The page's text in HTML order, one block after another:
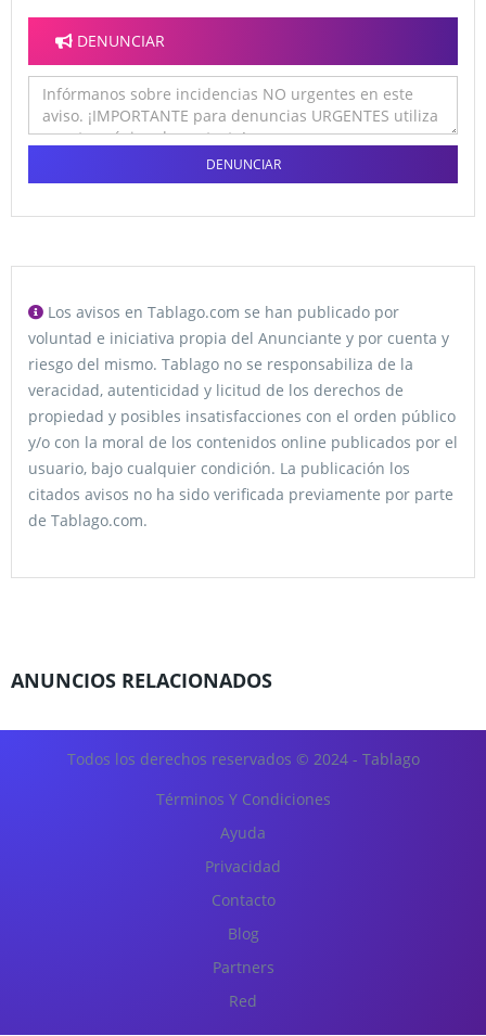
DENUNCIAR
DENUNCIAR
Los avisos en Tablago.com se han publicado por
voluntad e iniciativa propia del Anunciante y por cuenta y
riesgo del mismo. Tablago no se responsabiliza de la
veracidad, autenticidad y licitud de los derechos de
propiedad y posibles insatisfacciones con el orden público
y/o con la moral de los contenidos online publicados por el
usuario, bajo cualquier condición. La publicación los
citados avisos no ha sido verificada previamente por parte
de Tablago.com.
ANUNCIOS RELACIONADOS
Todos los derechos reservados © 2024 - Tablago
Términos Y Condiciones
Ayuda
Privacidad
Contacto
Blog
Partners
Red